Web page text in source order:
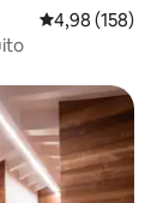
4,98 de uma
4,98 (158)